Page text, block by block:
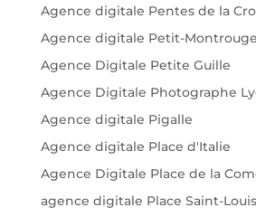
Agence digitale Pentes de la
Agence digitale Petit-Montrouge
Agence Digitale Petite Guille
Agence Digitale Photographe
Agence digitale Pigalle
Agence digitale Place d'Italie
Agence Digitale Place de la
agence digitale Place Saint-Louis